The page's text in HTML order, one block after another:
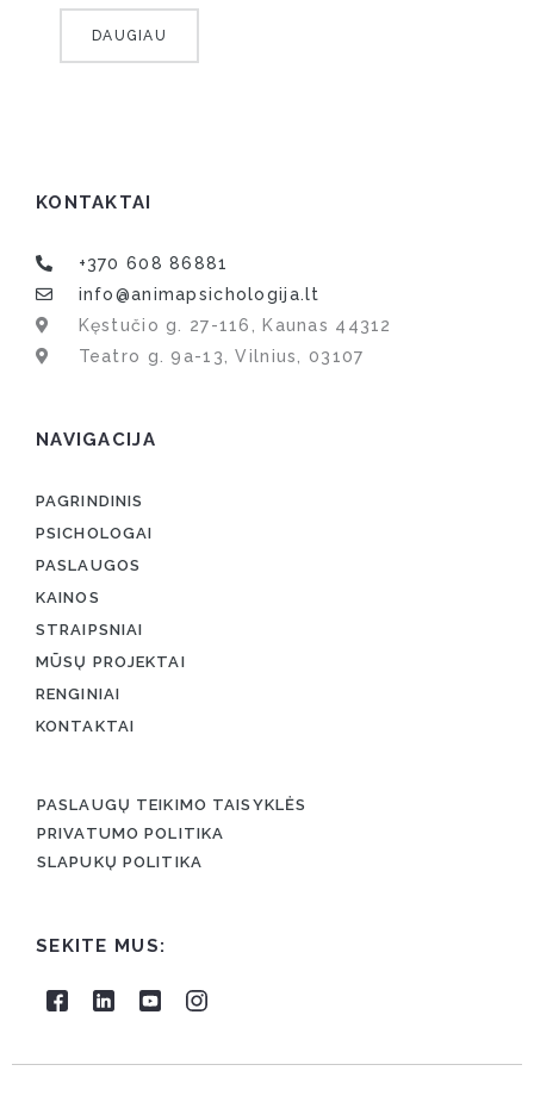
DAUGIAU
KONTAKTAI
+370 608 86881
info@animapsichologija.lt
Kęstučio g. 27-116, Kaunas 44312
Teatro g. 9a-13, Vilnius, 03107
NAVIGACIJA
PAGRINDINIS
PSICHOLOGAI
PASLAUGOS
KAINOS
STRAIPSNIAI
MŪSŲ PROJEKTAI
RENGINIAI
KONTAKTAI
PASLAUGŲ TEIKIMO TAISYKLĖS
PRIVATUMO POLITIKA
SLAPUKŲ POLITIKA
SEKITE MUS: